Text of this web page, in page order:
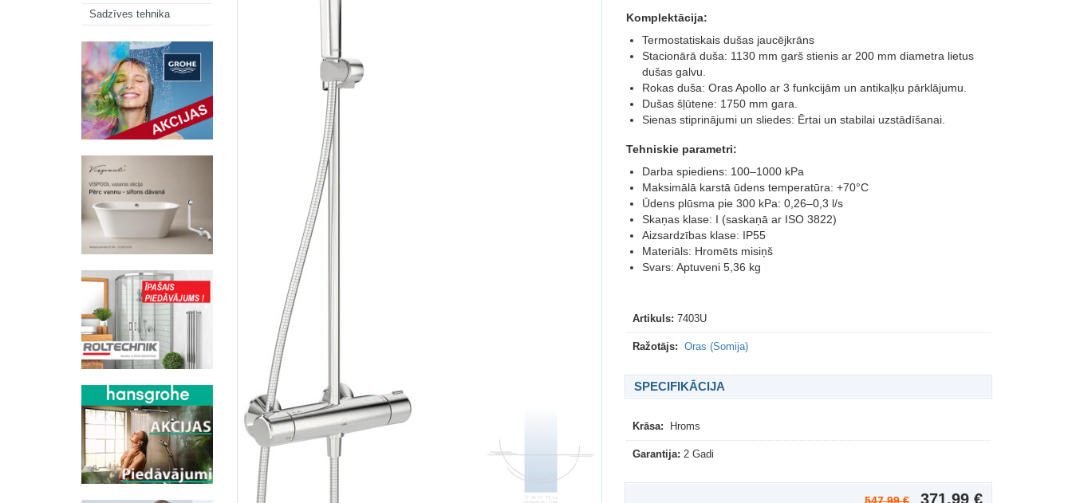
Sadzīves tehnika
Komplektācija:
Termostatiskais dušas jaucējkrāns
Stacionārā duša: 1130 mm garš stienis ar 200 mm diametra lietus
dušas galvu.
Rokas duša: Oras Apollo ar 3 funkcijām un antikaļķu pārklājumu.
Dušas šļūtene: 1750 mm gara.
Sienas stiprinājumi un sliedes: Ērtai un stabilai uzstādīšanai.
Tehniskie parametri:
Darba spiediens: 100–1000 kPa
Maksimālā karstā ūdens temperatūra: +70°C
Ūdens plūsma pie 300 kPa: 0,26–0,3 l/s
Skaņas klase: I (saskaņā ar ISO 3822)
Aizsardzības klase: IP55
Materiāls: Hromēts misiņš
Svars: Aptuveni 5,36 kg
Artikuls: 7403U
Ražotājs: Oras (Somija)
SPECIFIKĀCIJA
Krāsa: Hroms
Garantija: 2 Gadi
371,99 €